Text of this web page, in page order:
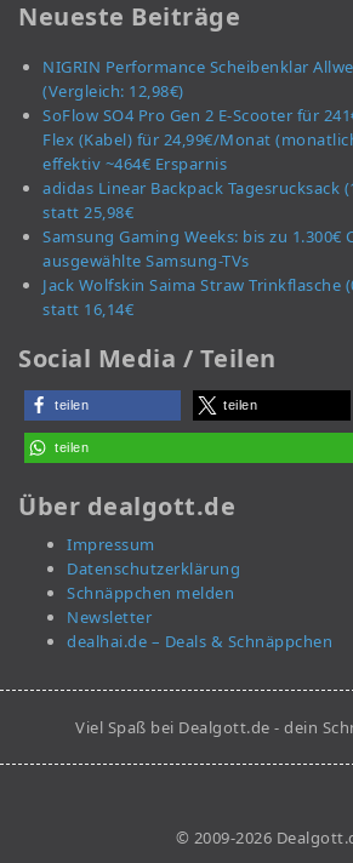
Neueste Beiträge
NIGRIN Performance Scheibenklar
(Vergleich: 12,98€)
SoFlow SO4 Pro Gen 2 E-Scooter für
Flex (Kabel) für 24,99€/Monat
effektiv ~464€ Ersparnis
adidas Linear Backpack Tagesrucksack
statt 25,98€
Samsung Gaming Weeks: bis zu 1.300€
ausgewählte Samsung-TVs
Jack Wolfskin Saima Straw Trinkflasche
statt 16,14€
Social Media / Teilen
teilen teilen
teilen
Über dealgott.de
Impressum
Datenschutzerklärung
Schnäppchen melden
Newsletter
dealhai.de – Deals & Schnäppchen
Viel Spaß bei Dealgott.de - dein
© 2009-2026